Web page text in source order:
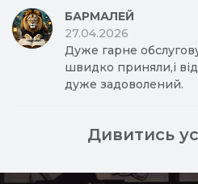
БАРМАЛЕЙ
27.04.2026
Дуже гарне
швидко приняли,і
дуже задоволений.
Дивитись